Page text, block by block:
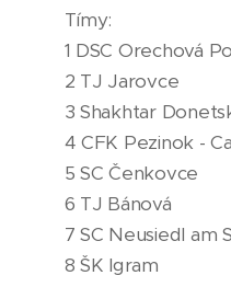
Tímy:
1 DSC Orechová
2 TJ Jarovce
3 Shakhtar
4 CFK Pezinok -
5 SC Čenkovce
6 TJ Bánová
7 SC Neusiedl am
8 ŠK Igram